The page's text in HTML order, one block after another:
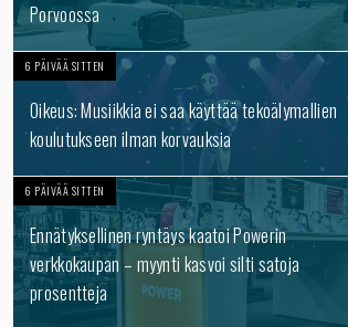
Porvoossa
6 PÄIVÄÄ SITTEN
Oikeus: Musiikkia ei saa käyttää tekoälymallien
koulutukseen ilman korvauksia
6 PÄIVÄÄ SITTEN
Ennätyksellinen ryntäys kaatoi Powerin
verkkokaupan – myynti kasvoi silti satoja
prosentteja